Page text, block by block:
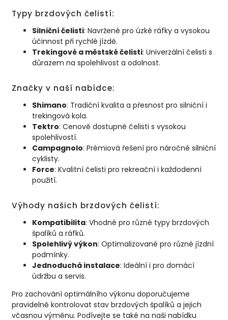
Typy brzdových čelistí:
Silniční čelisti: Navržené pro úzké ráfky a vysokou
účinnost při rychlé jízdě.
Trekingové a městské čelisti: Univerzální čelisti s
důrazem na spolehlivost a odolnost.
Značky v naší nabídce:
Shimano: Tradiční kvalita a přesnost pro silniční i
trekingová kola.
Tektro: Cenově dostupné čelisti s vysokou
spolehlivostí.
Campagnolo: Prémiová řešení pro náročné silniční
cyklisty.
Force: Kvalitní čelisti pro rekreační i každodenní
použití.
Výhody našich brzdových čelistí:
Kompatibilita: Vhodné pro různé typy brzdových
špalíků a ráfků.
Spolehlivý výkon: Optimalizované pro různé jízdní
podmínky.
Jednoduchá instalace: Ideální i pro domácí
údržbu a servis.
Pro zachování optimálního výkonu doporučujeme
pravidelně kontrolovat stav brzdových špalíků a jejich
včasnou výměnu. Podívejte se také na naši nabídku